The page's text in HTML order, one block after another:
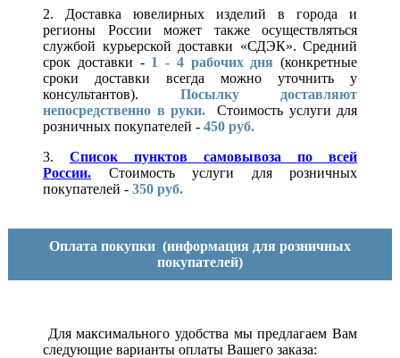
2. Доставка ювелирных изделий в города и
регионы России может также осуществляться
службой курьерской доставки «СДЭК». Средний
срок доставки - 1 - 4 рабочих дня (конкретные
сроки доставки всегда можно уточнить у
консультантов). Посылку доставляют
непосредственно в руки.
Стоимость услуги для
розничных покупателей - 450 руб.
3. Список пунктов самовывоза по всей
России.
Стоимость услуги для розничных
покупателей - 350 руб.
Оплата покупки (информация для розничных
покупателей)
Для максимального удобства мы предлагаем Вам
следующие варианты оплаты Вашего заказа: